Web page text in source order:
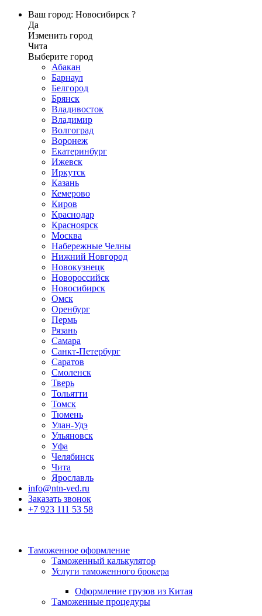
Ваш город: Новосибирск ?
Да
Изменить город
Чита
Выберите город
Абакан
Барнаул
Белгород
Брянск
Владивосток
Владимир
Волгоград
Воронеж
Екатеринбург
Ижевск
Иркутск
Казань
Кемерово
Киров
Краснодар
Красноярск
Москва
Набережные Челны
Нижний Новгород
Новокузнецк
Новороссийск
Новосибирск
Омск
Оренбург
Пермь
Рязань
Самара
Санкт-Петербург
Саратов
Смоленск
Тверь
Тольятти
Томск
Тюмень
Улан-Удэ
Ульяновск
Уфа
Челябинск
Чита
Ярославль
info@ntn-ved.ru
Заказать звонок
+7 923 111 53 58
Таможенное оформление
Таможенный калькулятор
Услуги таможенного брокера
Оформление грузов из Китая
Таможенные процедуры